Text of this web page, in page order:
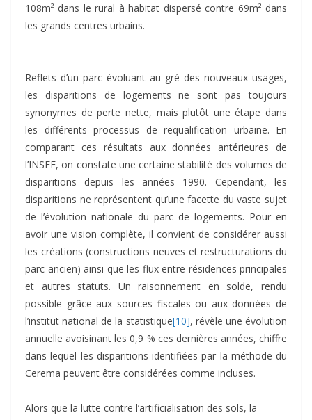
108m² dans le rural à habitat dispersé contre 69m² dans
les grands centres urbains.
Reflets d’un parc évoluant au gré des nouveaux usages,
les disparitions de logements ne sont pas toujours
synonymes de perte nette, mais plutôt une étape dans
les différents processus de requalification urbaine. En
comparant ces résultats aux données antérieures de
l’INSEE, on constate une certaine stabilité des volumes de
disparitions depuis les années 1990. Cependant, les
disparitions ne représentent qu’une facette du vaste sujet
de l’évolution nationale du parc de logements. Pour en
avoir une vision complète, il convient de considérer aussi
les créations (constructions neuves et restructurations du
parc ancien) ainsi que les flux entre résidences principales
et autres statuts. Un raisonnement en solde, rendu
possible grâce aux sources fiscales ou aux données de
l’institut national de la statistique[10], révèle une évolution
annuelle avoisinant les 0,9 % ces dernières années, chiffre
dans lequel les disparitions identifiées par la méthode du
Cerema peuvent être considérées comme incluses.
Alors que la lutte contre l’artificialisation des sols, la